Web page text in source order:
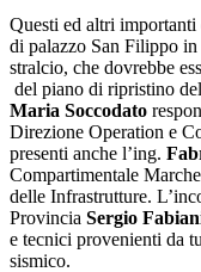
Questi ed altri importanti
di palazzo San Filippo in
stralcio, che dovrebbe
del piano di ripristino
Maria Soccodato
Direzione Operation e
presenti anche l’ing.
Compartimentale
delle Infrastrutture.
Provincia Sergio
e tecnici provenienti da
sismico.